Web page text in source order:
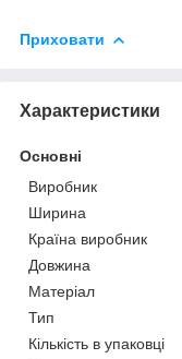
Приховати
Характеристики
Основні
Виробник
Ширина
Країна виробник
Довжина
Матеріал
Тип
Кількість в упаковці